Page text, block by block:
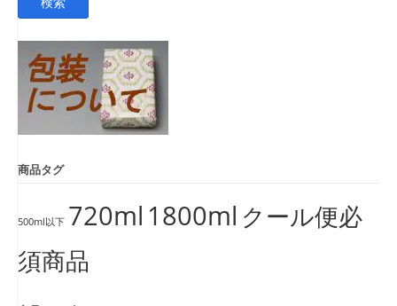
商品タグ
500ml以下 720ml 1800ml クール便必
須商品